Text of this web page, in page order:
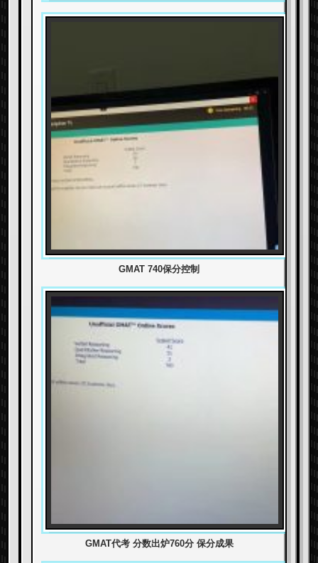
GMAT 740保分控制
GMAT代考 分数出炉760分 保分成果